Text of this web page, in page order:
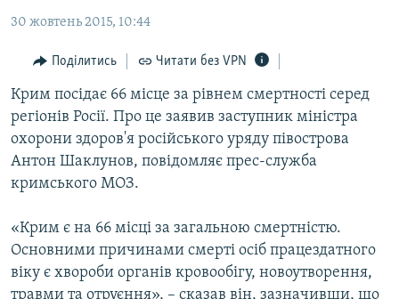
основної
Перейти
пошуку
БЛОГИ
ПОГЛЯД
ІНТЕРВ'Ю
СПЕЦПРОЕКТИ
ДЕПОРТАЦІЯ
ВІДЕОУРОКИ «ELIFBE»
СВІДЧЕННЯ ОКУПАЦІЇ
УКРАЇНСЬКА ПРОБЛЕМА КРИМУ
ЯК ОБІЙТИ БЛОКУВАННЯ
Русский
Qırımtatar
30 жовтень 2015, 10:44
Поділитись Читати без VPN
Крим посідає 66 місце за рівнем смертності серед
регіонів Росії. Про це заявив заступник міністра
охорони здоров'я російського уряду півострова
Антон Шаклунов, повідомляє прес-служба
кримського МОЗ.
«Крим є на 66 місці за загальною смертністю.
Основними причинами смерті осіб працездатного
віку є хвороби органів кровообігу, новоутворення,
травми та отруєння», – сказав він, зазначивши, що